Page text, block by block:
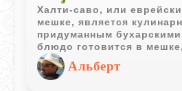
Халти-саво, или
мешке, является
придуманным
блюдо готовится в
помещают в воду
оставляют томиться на
ночь до обеда
Альберт